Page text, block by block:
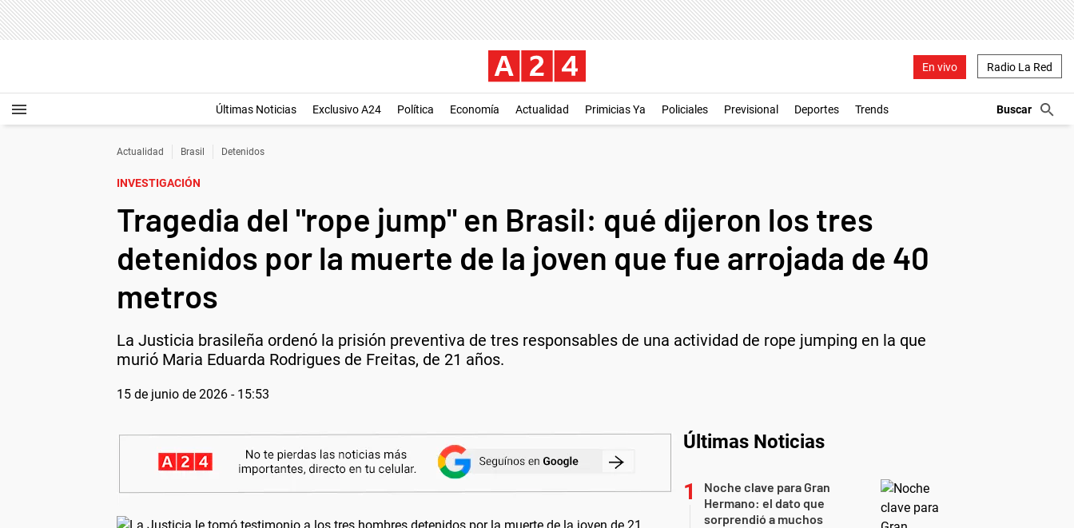
En vivo Radio La Red
Últimas Noticias Exclusivo A24 Política Economía Actualidad Primicias Ya Policiales Previsional Deportes Trends
Actualidad Brasil Detenidos
INVESTIGACIÓN
Tragedia del "rope jump" en Brasil: qué dijeron los tres
detenidos por la muerte de la joven que fue arrojada de 40
metros
La Justicia brasileña ordenó la prisión preventiva de tres responsables de una actividad de rope jumping en la que
murió Maria Eduarda Rodrigues de Freitas, de 21 años.
15 de junio de 2026 - 15:53
Últimas Noticias
Noche clave para Gran
Hermano: el dato que
sorprendió a muchos